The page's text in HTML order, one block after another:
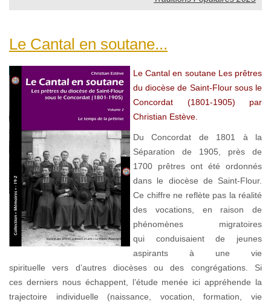
Le Cantal en soutane...
Le Cantal en soutane Les prêtres
du diocèse de Saint-Flour sous le
Concordat (1801-1905) par
Christian Estève.
Du Concordat de 1801 à la
Séparation de 1905, près de
1700 prêtres ont été ordonnés
dans le diocèse de Saint-Flour.
Ce chiffre ne reflète pas la réalité
des vocations, en raison de
phénomènes migratoires
qui conduisaient de jeunes
aspirants à une vie
spirituelle vers d’autres diocèses ou des congrégations. Si
ces derniers nous échappent, l’étude menée ici appréhende la
trajectoire individuelle (naissance, vocation, formation, vie